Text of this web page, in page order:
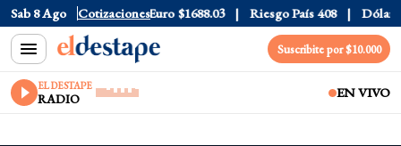
Sab 8 Ago Cotizaciones
Dólar CCL $1580.7 Euro $1688.03 Riesgo País 408 Dólar
Suscribite por $10.000
EL DESTAPE
RADIO EN VIVO